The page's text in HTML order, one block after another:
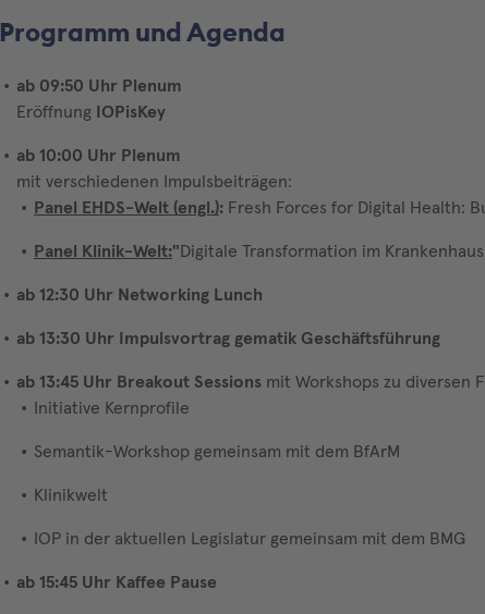
Programm und Agenda
ab 09:50 Uhr Plenum
Eröffnung
IOPisKey
ab 10:00 Uhr Plenum
mit verschiedenen Impulsbeiträgen:
Panel EHDS-Welt (engl.): Fresh Forces for Digital Health:
Panel Klinik-Welt:" Digitale Transformation im
ab 12:30 Uhr Networking Lunch
ab 13:30 Uhr Impulsvortrag gematik Geschäftsführung
ab 13:45 Uhr Breakout Sessions mit Workshops zu diversen
Initiative Kernprofile
Semantik-Workshop gemeinsam mit dem BfArM
Klinikwelt
IOP in der aktuellen Legislatur gemeinsam mit dem BMG
ab 15:45 Uhr Kaffee Pause